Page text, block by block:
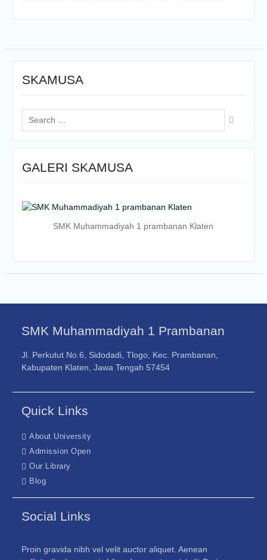
SKAMUSA
Search
for:
GALERI SKAMUSA
SMK Muhammadiyah 1 prambanan Klaten
SMK Muhammadiyah 1 Prambanan
Jl. Perkutut No.6, Sidodadi, Tlogo, Kec. Prambanan,
Kabupaten Klaten, Jawa Tengah 57454
Quick Links
About University
Admission Open
Our Library
Blog
Social Links
Proin gravida nibh vel velit auctor aliquet. Aenean